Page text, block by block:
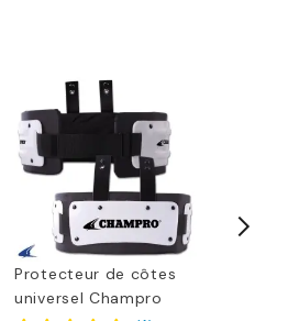
Protecteur de côtes
universel Champro